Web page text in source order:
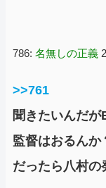
786: 名無しの正義
>>761
聞きたいんだ
監督はおるんか
だったら八村の